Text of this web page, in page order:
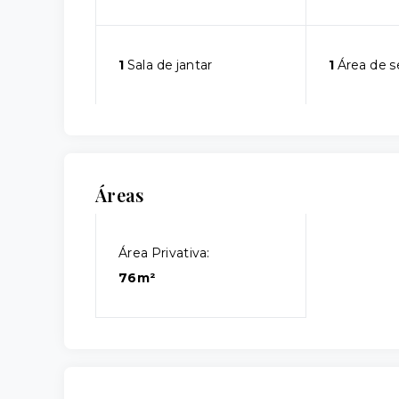
1 Sala de jantar 1Área de
Áreas
Área Privativa:
76m²